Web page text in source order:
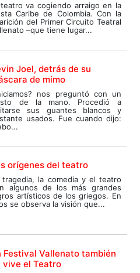
va cogiendo arraigo en la
Caribe de Colombia. Con la
del Primer Circuito Teatral
–que tiene lugar...
Joel, detrás de su
de mimo
nos preguntó con un
de la mano. Procedió a
sus guantes blancos y
usados. Fue cuando dijo:
orígenes del teatro
tragedia, la comedia y el teatro
algunos de los más grandes
artísticos de los griegos. En
se observa la visión que...
Festival Vallenato también
vive el Teatro